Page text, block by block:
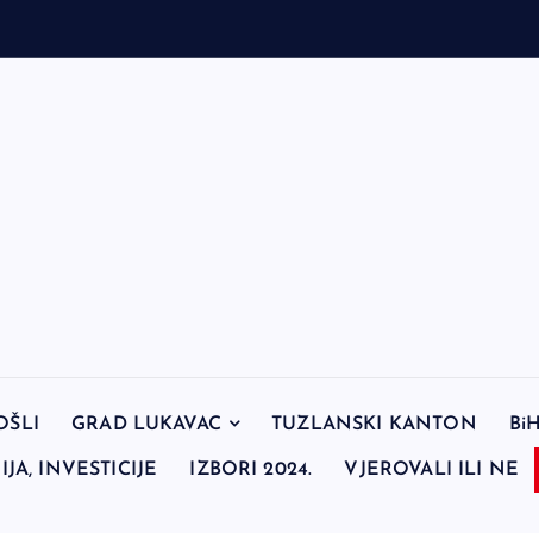
GRAD LUKAVAC TUZLANSKI KANTON BiH
INVESTICIJE IZBORI 2024. VJEROVALI ILI NE